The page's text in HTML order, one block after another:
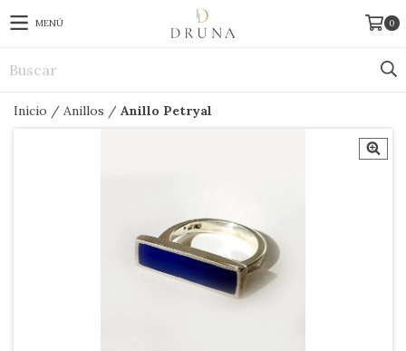
MENÚ 0
Inicio / Anillos / Anillo Petryal